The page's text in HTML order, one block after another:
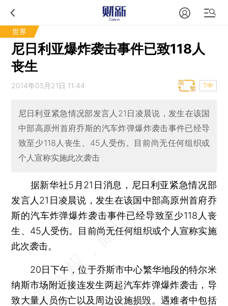
世界
尼日利亚爆炸袭击事件已致118人
丧生
2014年05月21日 11:44 T中
尼日利亚紧急情况部发言人21日凌晨说，发生在该国
中部高原州首府乔斯的汽车炸弹爆炸袭击事件已经导
致至少118人丧生、45人受伤。目前尚无任何组织或
个人宣称实施此次袭击
据新华社5月21日消息，尼日利亚紧急情况部
发言人21日凌晨说，发生在该国中部高原州首府乔
斯的汽车炸弹爆炸袭击事件已经导致至少118人丧
生、45人受伤。目前尚无任何组织或个人宣称实施
此次袭击。
20日下午，位于乔斯市中心繁华地段的特尔米
纳斯市场附近接连发生两起汽车炸弹爆炸袭击，导
致大量人员伤亡以及周边设施损毁。遇难者中包括